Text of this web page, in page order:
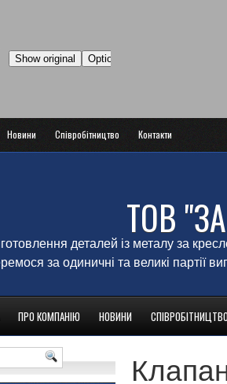
Новини Співробітництво Контакти
ТОВ
деталей із металу за
за одиничні та великі партії
ПРО КОМПАНІЮ НОВИНИ